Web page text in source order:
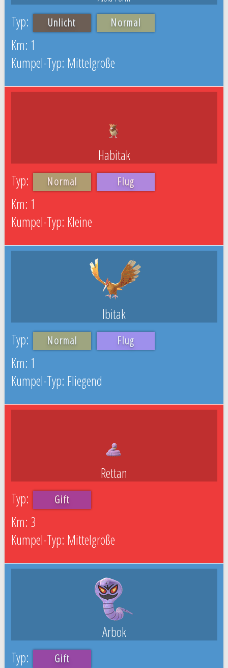
Unlicht Normal
1
Mittelgroße
Habitak
Normal Flug
1
Kleine
Ibitak
Normal Flug
1
Fliegend
Rettan
Gift
3
Mittelgroße
Arbok
Gift